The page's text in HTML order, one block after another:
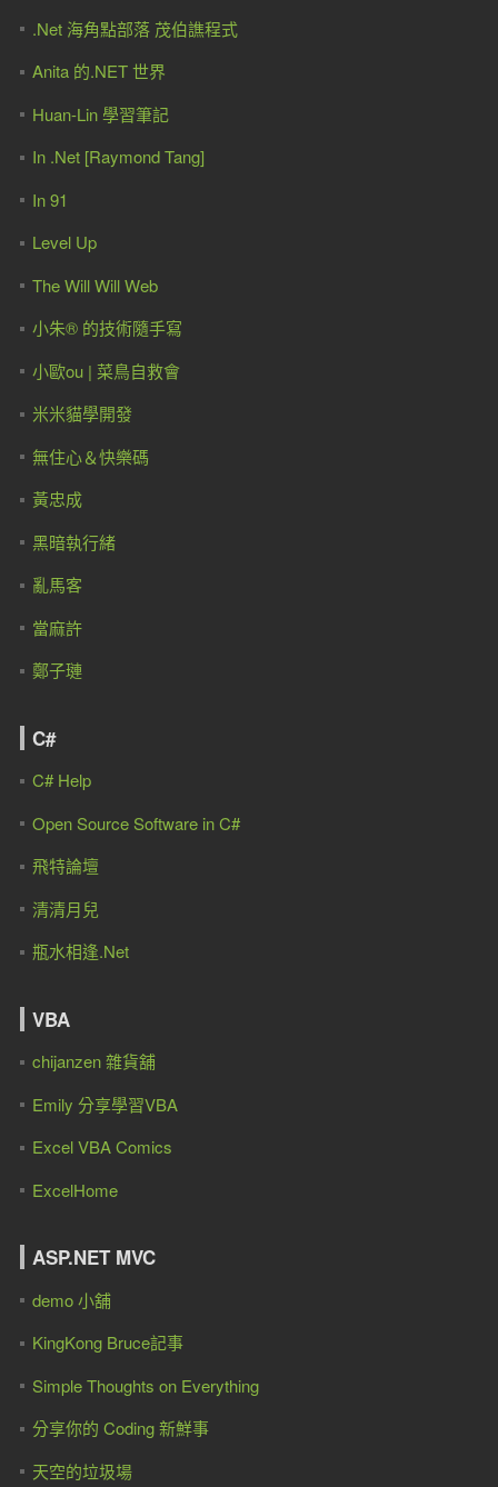
.Net 海角點部落 茂伯譙程式
Anita 的.NET 世界
Huan-Lin 學習筆記
In .Net [Raymond Tang]
In 91
Level Up
The Will Will Web
小朱® 的技術隨手寫
小歐ou | 菜鳥自救會
米米貓學開發
無住心＆快樂碼
黃忠成
黑暗執行緒
亂馬客
當麻許
鄭子璉
C#
C# Help
Open Source Software in C#
飛特論壇
清清月兒
瓶水相逢.Net
VBA
chijanzen 雜貨舖
Emily 分享學習VBA
Excel VBA Comics
ExcelHome
ASP.NET MVC
demo 小舖
KingKong Bruce記事
Simple Thoughts on Everything
分享你的 Coding 新鮮事
天空的垃圾場